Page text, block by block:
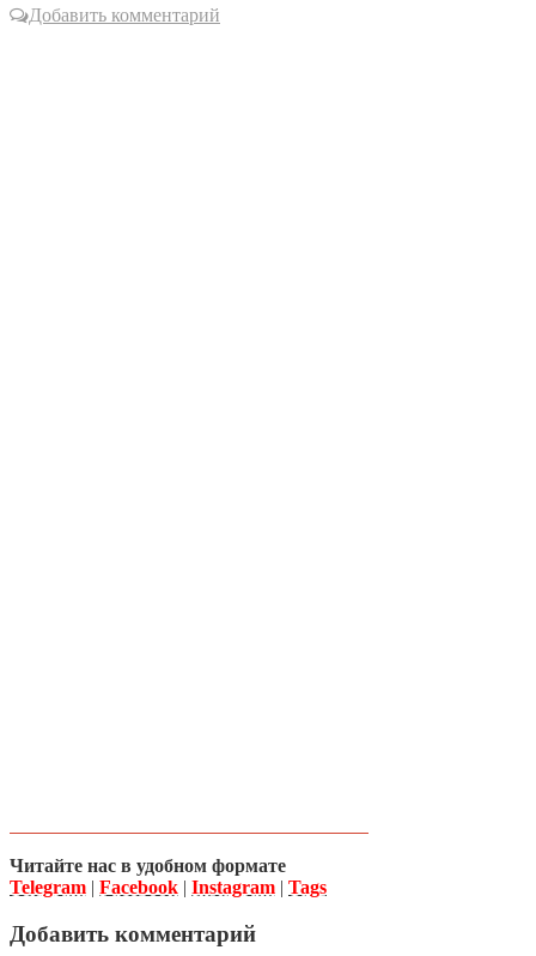
Добавить комментарий
Читайте нас в удобном формате
Telegram | Facebook | Instagram | Tags
Добавить комментарий